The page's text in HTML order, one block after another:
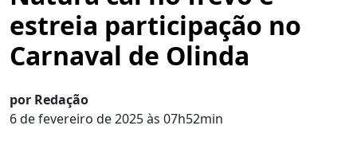
estreia participação no
Carnaval de Olinda
por Redação
6 de fevereiro de 2025 às 07h52min